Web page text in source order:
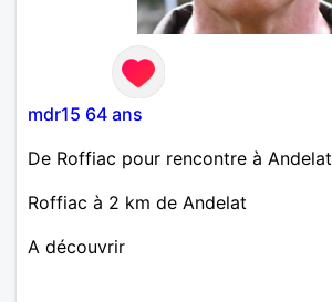
mdr15 64 ans
De Roffiac pour rencontre à Andelat
Roffiac à 2 km de Andelat
A découvrir